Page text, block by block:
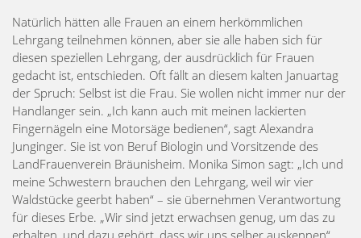
Natürlich hätten alle Frauen an einem herkömmlichen
Lehrgang teilnehmen können, aber sie alle haben sich für
diesen speziellen Lehrgang, der ausdrücklich für Frauen
gedacht ist, entschieden. Oft fällt an diesem kalten Januartag
der Spruch: Selbst ist die Frau. Sie wollen nicht immer nur der
Handlanger sein. „Ich kann auch mit meinen lackierten
Fingernägeln eine Motorsäge bedienen“, sagt Alexandra
Junginger. Sie ist von Beruf Biologin und Vorsitzende des
LandFrauenverein Bräunisheim. Monika Simon sagt: „Ich und
meine Schwestern brauchen den Lehrgang, weil wir vier
Waldstücke geerbt haben“ – sie übernehmen Verantwortung
für dieses Erbe. „Wir sind jetzt erwachsen genug, um das zu
erhalten, und dazu gehört, dass wir uns selber auskennen“,